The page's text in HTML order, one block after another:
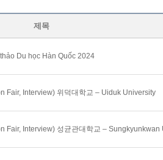
제목
Du học Hàn Quốc 2024
Fair, Interview) 위덕대학교 – Uiduk University